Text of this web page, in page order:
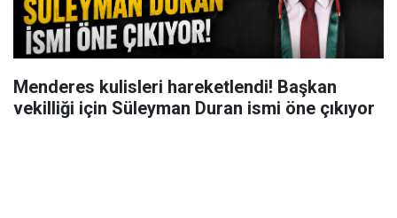
Menderes kulisleri hareketlendi! Başkan
vekilliği için Süleyman Duran ismi öne çıkıyor